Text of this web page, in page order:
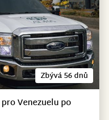
Zbývá 56 dnů
Venezuelu po